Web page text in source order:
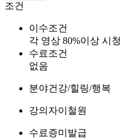
조건
이수조건
각 영상 80%이상 시청
수료조건
없음
분야건강/힐링/행복
강의자이철원
수료증미발급